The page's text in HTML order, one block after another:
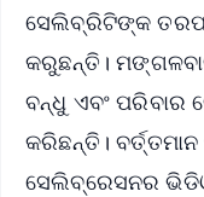
ସେଲିବ୍ରିଟିଙ୍କ
କରୁଛନ୍ତି।
ବନ୍ଧୁ ଏବଂ ପରିବାର
କରିଛନ୍ତି।
ସେଲିବ୍ରେସନର